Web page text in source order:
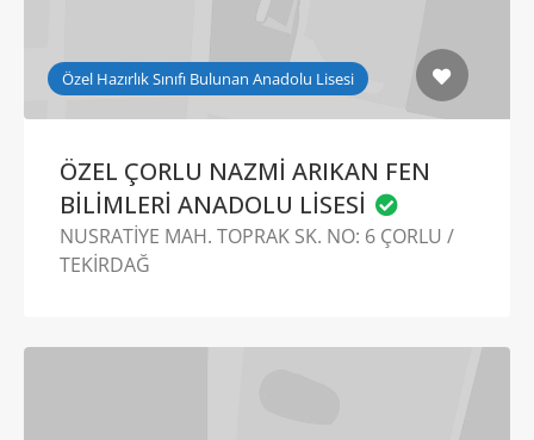
Özel Hazırlık Sınıfı Bulunan Anadolu Lisesi
ÖZEL ÇORLU NAZMİ ARIKAN FEN
BİLİMLERİ ANADOLU LİSESİ
NUSRATİYE MAH. TOPRAK SK. NO: 6 ÇORLU /
TEKİRDAĞ